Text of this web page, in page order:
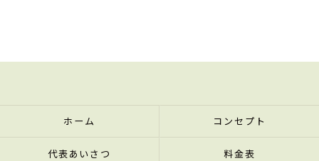
ホーム コンセプト
代表あいさつ 料金表